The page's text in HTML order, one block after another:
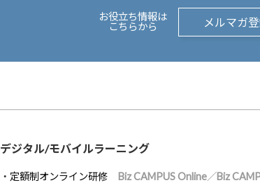
お役立ち情報は
こちらから
メルマガ
デジタル/モバイルラーニング
定額制オンライン研修
Biz CAMPUS Online／Biz